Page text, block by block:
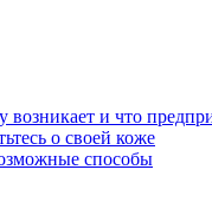
и что
о своей коже
способы